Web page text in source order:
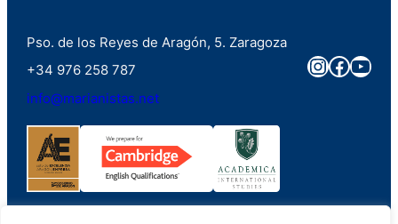
Pso. de los Reyes de Aragón, 5. Zaragoza
+34 976 258 787
info@marianistas.net